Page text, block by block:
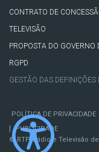
CONTRATO DE
TELEVISÃO
PROPOSTA DO GOVERNO
RGPD
GESTÃO DAS DEFINIÇÕES
POLÍTICA DE PRIVACIDADE
PUBLICIDADE
© RTP, Rádio e Televisão